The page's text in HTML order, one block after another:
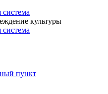
система
культуры
система
пункт